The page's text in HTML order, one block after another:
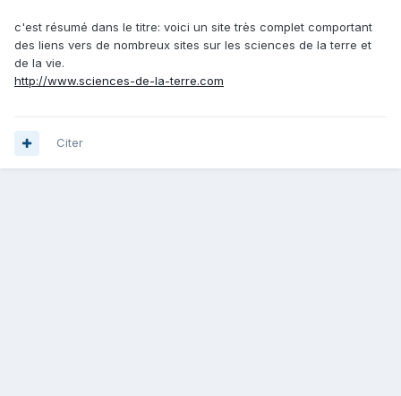
c'est résumé dans le titre: voici un site très complet comportant
des liens vers de nombreux sites sur les sciences de la terre et
de la vie.
http://www.sciences-de-la-terre.com
Citer